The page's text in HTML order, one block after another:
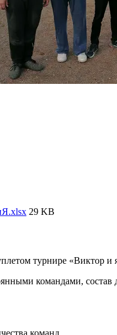
29 KB
турнире «Виктор и
командами,
команд.